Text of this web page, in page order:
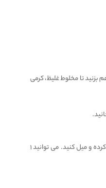
بزنید تا مخلوط غلیظ، کرمی
نصف لیوان بلغور جو دوسر را با نصف لیوان شیر بدون چربی مخلوط کرده، ۱ عدد موز، نصف قاشق چایخوری دارچین را اضافه کرده و میل کنید. می توانید ۱